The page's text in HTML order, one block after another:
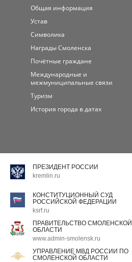
Общая информация
Устав
Символика
Награды Смоленска
Почётные граждане
Международные и
межмуниципальные связи
Туризм
История города в датах
ПРЕЗИДЕНТ РОССИИ
kremlin.ru
КОНСТИТУЦИОННЫЙ СУД
РОССИЙСКОЙ ФЕДЕРАЦИИ
ksrf.ru
ПРАВИТЕЛЬСТВО СМОЛЕНСКОЙ
ОБЛАСТИ
www.admin-smolensk.ru
УПРАВЛЕНИЕ МВД РОССИИ ПО
СМОЛЕНСКОЙ ОБЛАСТИ